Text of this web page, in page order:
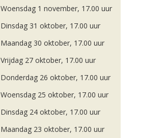
Woensdag 1 november, 17.00 uur
Dinsdag 31 oktober, 17.00 uur
Maandag 30 oktober, 17.00 uur
Vrijdag 27 oktober, 17.00 uur
Donderdag 26 oktober, 17.00 uur
Woensdag 25 oktober, 17.00 uur
Dinsdag 24 oktober, 17.00 uur
Maandag 23 oktober, 17.00 uur